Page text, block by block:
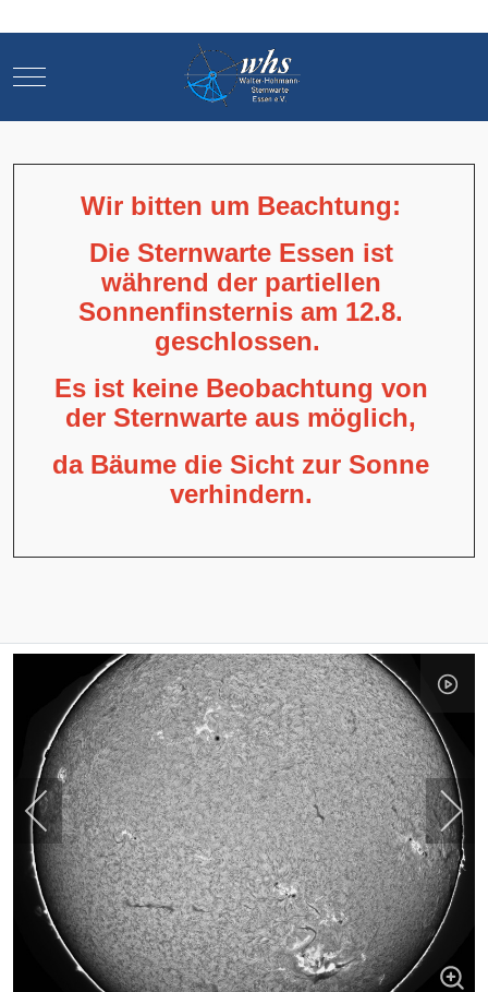
Mobile Menu Toggle
Wir bitten um Beachtung:
Die Sternwarte Essen ist
während der partiellen
Sonnenfinsternis am 12.8.
geschlossen.
Es ist keine Beobachtung von
der Sternwarte aus möglich,
da Bäume die Sicht zur Sonne
verhindern.